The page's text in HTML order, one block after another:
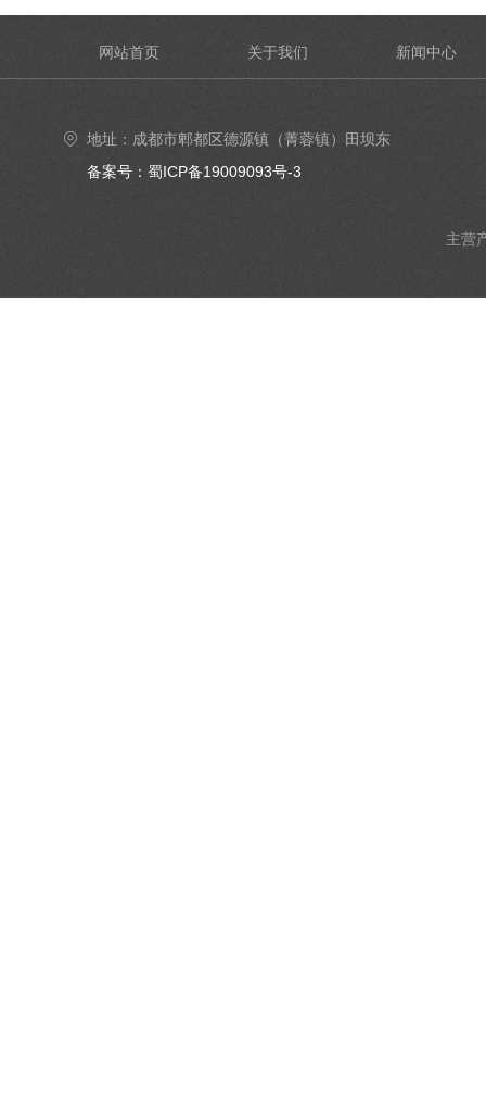
网站首页 关于我们 新闻中心
地址：成都市郫都区德源镇（菁蓉镇）田坝东
街6号4楼402号室
备案号：蜀ICP备19009093号-3
主营